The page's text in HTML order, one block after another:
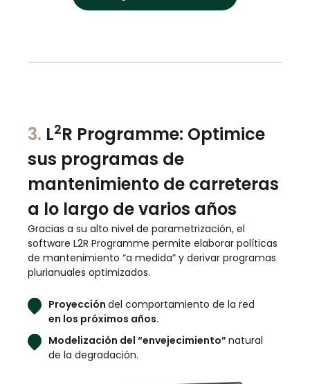
3. L2R Programme: Optimice
sus programas de
mantenimiento de carreteras
a lo largo de varios años
Gracias a su alto nivel de parametrización, el
software L2R Programme permite elaborar políticas
de mantenimiento “a medida” y derivar programas
plurianuales optimizados.
Proyección del comportamiento de la red
en los próximos años.
Modelización del “envejecimiento” natural
de la degradación.